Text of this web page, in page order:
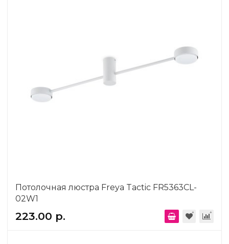
Потолочная люстра Freya Tactic FR5363CL-
02W1
223.00 р.